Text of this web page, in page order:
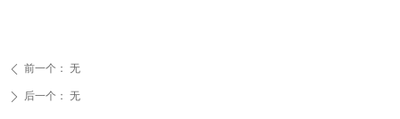
ꄴ 前一个： 无
ꄲ 后一个： 无